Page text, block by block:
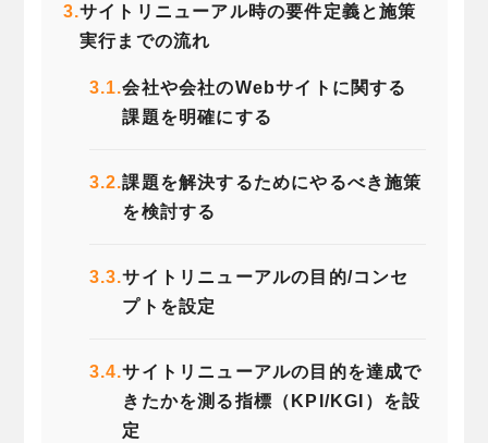
3.サイトリニューアル時の要件定義と施策
実行までの流れ
3.1.会社や会社のWebサイトに関する
課題を明確にする
3.2.課題を解決するためにやるべき施策
を検討する
3.3.サイトリニューアルの目的/コンセ
プトを設定
3.4.サイトリニューアルの目的を達成で
きたかを測る指標（KPI/KGI）を設
定